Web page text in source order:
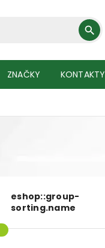
ZNAČKY KONTAKTY
eshop::group-
sorting.name